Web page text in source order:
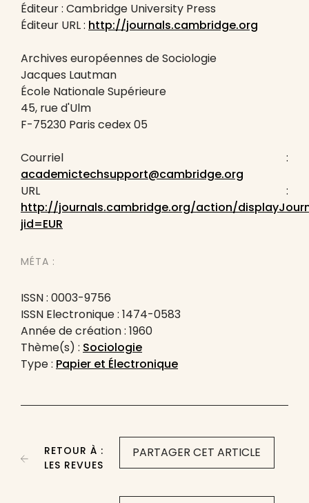
Éditeur : Cambridge University Press
Éditeur URL : http://journals.cambridge.org
Archives européennes de Sociologie
Jacques Lautman
École Nationale Supérieure
45, rue d'Ulm
F-75230 Paris cedex 05
Courriel :
academictechsupport@cambridge.org
URL :
http://journals.cambridge.org/action/
jid=EUR
MÉTA :
ISSN : 0003-9756
ISSN Electronique : 1474-0583
Année de création : 1960
Thème(s) : Sociologie
Type : Papier et Électronique
PARTAGER CET ARTICLE
RETOUR À :
LES REVUES